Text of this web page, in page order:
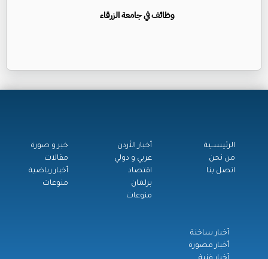
وظائف في جامعة الزرقاء
الرئيســية
من نحن
اتصل بنا
أخبار الأردن
عربي و دولي
اقتصاد
برلمان
منوعات
خبر و صورة
مقالات
أخبار رياضية
منوعات
أخبار ساخنة
أخبار مصورة